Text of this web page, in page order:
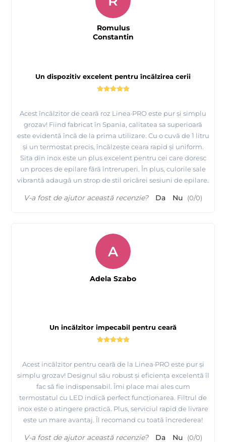
Un dispozitiv excelent pentru încălzirea cerii
Acest încălzitor de ceară roz Linea·PRO este pur și simplu
grozav! Fiind fabricat în Spania, calitatea sa superioară
este evidentă încă de la prima utilizare. Cu o cuvă de 1 litru
și un termostat precis, încălzește ceara rapid și uniform.
Sita din inox este un plus excelent pentru cei care doresc
un proces de epilare fără întreruperi. În plus, culorile sale
vibrantă adaugă un strop de stil oricărei sesiuni de epilare.
Romulus
Constantin
V-a fost de ajutor această recenzie? Da Nu (0/0)
Un incălzitor impecabil pentru ceară
Acest incălzitor pentru ceară de la Linea·PRO este pur și
simplu grozav! Designul său robust și eficiența excelentă îl
fac să fie indispensabil. Îmi place mai ales cum
termostatul cu LED indică perfect funcționarea. Filtrul de
inox este o atingere practică. Plus, serviciul rapid de livrare
este un mare avantaj. Îl recomand cu toată încrederea!
A
Adela Szabo
V-a fost de ajutor această recenzie? Da Nu (0/0)